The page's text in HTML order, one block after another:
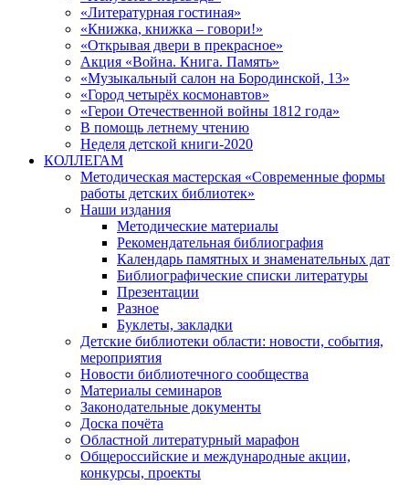
«Литературная гостиная»
«Книжка, книжка – говори!»
«Открывая двери в прекрасное»
Акция «Война. Книга. Память»
«Музыкальный салон на Бородинской, 13»
«Город четырёх космонавтов»
«Герои Отечественной войны 1812 года»
В помощь летнему чтению
Неделя детской книги-2020
КОЛЛЕГАМ
Методическая мастерская «Современные формы
работы детских библиотек»
Наши издания
Методические материалы
Рекомендательная библиография
Календарь памятных и знаменательных дат
Библиографические списки литературы
Презентации
Разное
Буклеты, закладки
Детские библиотеки области: новости, события,
мероприятия
Новости библиотечного сообщества
Материалы семинаров
Законодательные документы
Доска почёта
Областной литературный марафон
Общероссийские и международные акции,
конкурсы, проекты